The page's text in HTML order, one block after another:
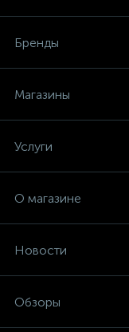
Бренды
Магазины
Услуги
О магазине
Новости
Обзоры